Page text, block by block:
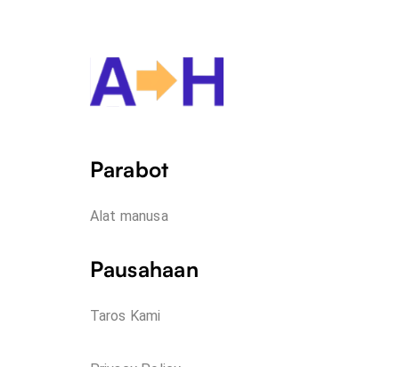
Parabot
Alat manusa
Pausahaan
Taros Kami